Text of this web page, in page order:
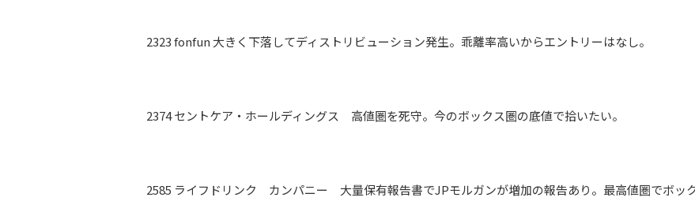
2323 fonfun 大きく下落してディストリビューション発生。乖離率高いからエントリーはなし。
2374 セントケア・ホールディングス 高値圏を死守。今のボックス圏の底値で拾いたい。
2585 ライフドリンク カンパニー 大量保有報告書でJPモルガンが増加の報告あり。最高値圏でボッ